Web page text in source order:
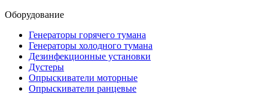
Оборудование
Генераторы горячего тумана
Генераторы холодного тумана
Дезинфекционные установки
Дустеры
Опрыскиватели моторные
Опрыскиватели ранцевые